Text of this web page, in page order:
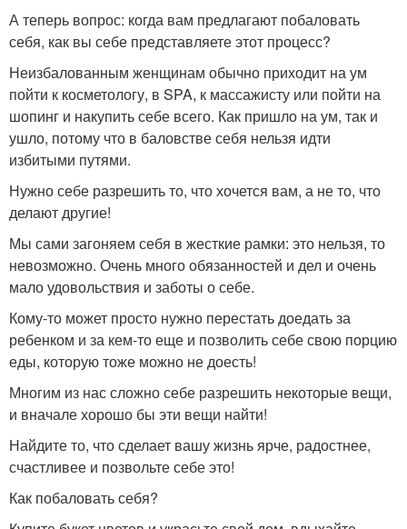
А теперь вопрос: когда вам предлагают побаловать
себя, как вы себе представляете этот процесс?
Неизбалованным женщинам обычно приходит на ум
пойти к косметологу, в SPA, к массажисту или пойти на
шопинг и накупить себе всего. Как пришло на ум, так и
ушло, потому что в баловстве себя нельзя идти
избитыми путями.
Нужно себе разрешить то, что хочется вам, а не то, что
делают другие!
Мы сами загоняем себя в жесткие рамки: это нельзя, то
невозможно. Очень много обязанностей и дел и очень
мало удовольствия и заботы о себе.
Кому-то может просто нужно перестать доедать за
ребенком и за кем-то еще и позволить себе свою порцию
еды, которую тоже можно не доесть!
Многим из нас сложно себе разрешить некоторые вещи,
и вначале хорошо бы эти вещи найти!
Найдите то, что сделает вашу жизнь ярче, радостнее,
счастливее и позвольте себе это!
Как побаловать себя?